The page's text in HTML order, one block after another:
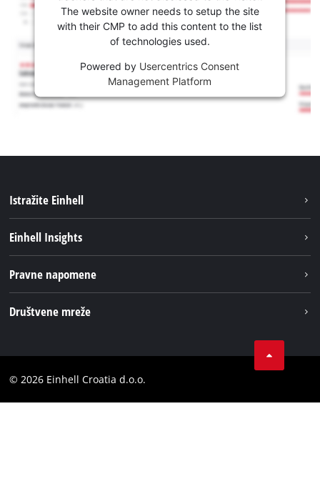
The website owner needs to setup the site
with their CMP to add this content to the list
of technologies used.
Powered by Usercentrics Consent
Management Platform
Istražite Einhell
Einhell Insights
Karijera
Obavijest za kupce
Pravne napomene
Sukladnost
Društvene mreže
YouТube
© 2026 Einhell Croatia d.o.o.